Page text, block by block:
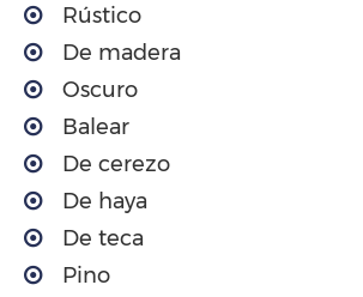
Rústico
De madera
Oscuro
Balear
De cerezo
De haya
De teca
Pino